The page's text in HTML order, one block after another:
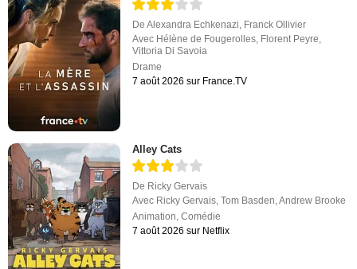
DeAlexandra Echkenazi Franck Ollivier
Avec Hélène de Fougerolles Florent Peyre
Vittoria Di Savoia
Drame
7 août 2026 sur France.TV
Alley Cats
De Ricky Gervais
Avec Ricky Gervais,Tom Basden,Andrew Brooke
Animation,Comédie
7 août 2026 sur Netflix